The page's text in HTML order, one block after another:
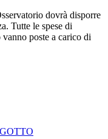
dovrà disporre
Tutte le spese di
poste a carico di